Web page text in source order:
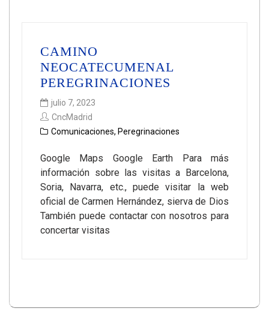
CAMINO
NEOCATECUMENAL
PEREGRINACIONES
julio 7, 2023
CncMadrid
Comunicaciones, Peregrinaciones
Google Maps Google Earth Para más
información sobre las visitas a Barcelona,
Soria, Navarra, etc., puede visitar la web
oficial de Carmen Hernández, sierva de Dios
También puede contactar con nosotros para
concertar visitas